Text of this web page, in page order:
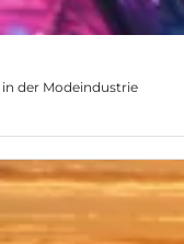
der Modeindustrie